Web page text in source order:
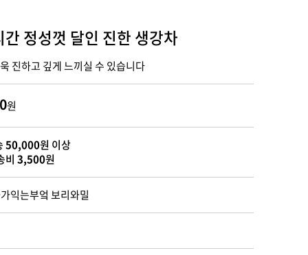
정성껏 달인 진한 생강차
진하고 깊게 느끼실 수 있습니다
원
50,000원 이상
비 3,500원
익는부엌 보리와밀